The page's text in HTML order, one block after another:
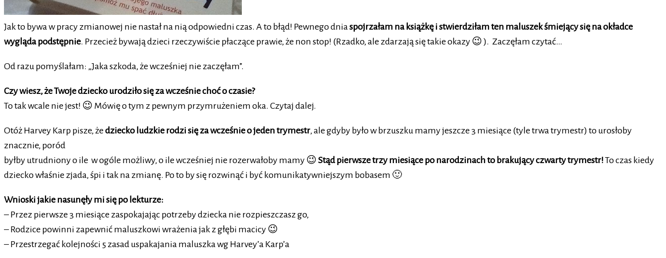
Jak to bywa w pracy zmianowej nie nastał na nią odpowiedni czas. A to błąd! Pewnego dniaspojrzałam na książkę i stwierdziłam ten maluszek śmiejący się na okładce
wygląda podstępnie. Przecież bywają dzieci rzeczywiście płaczące prawie, że non stop! (Rzadko, ale zdarzają się takie okazy 😉 ). Zaczęłam czytać…
Od razu pomyślałam: „Jaka szkoda, że wcześniej nie zaczęłam”.
Czy wiesz, że Twoje dziecko urodziło się za wcześnie choć o czasie?
To tak wcale nie jest! 😉 Mówię o tym z pewnym przymrużeniem oka. Czytaj dalej.
Otóż Harvey Karp pisze, żedziecko ludzkie rodzi się za wcześnie o jeden trymestr, ale gdyby było w brzuszku mamy jeszcze 3 miesiące (tyle trwa trymestr) to urosłoby
znacznie, poród
byłby utrudniony o ile w ogóle możliwy, o ile wcześniej nie rozerwałoby mamy 😉 Stąd pierwsze trzy miesiące po narodzinach to brakujący czwarty trymestr! To czas kiedy
dziecko właśnie zjada, śpi i tak na zmianę. Po to by się rozwinąć i być komunikatywniejszym bobasem 🙂
Wnioski jakie nasunęły mi się po lekturze:
– Przez pierwsze 3 miesiące zaspokajając potrzeby dziecka nie rozpieszczasz go,
– Rodzice powinni zapewnić maluszkowi wrażenia jak z głębi macicy 😉
– Przestrzegać kolejności 5 zasad uspakajania maluszka wg Harvey’a Karp’a